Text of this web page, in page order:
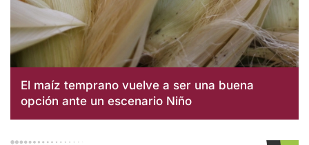
El maíz temprano vuelve a ser una buena
opción ante un escenario Niño